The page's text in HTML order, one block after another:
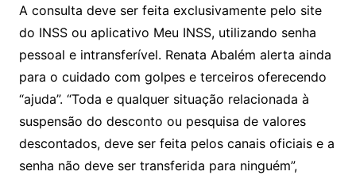
A consulta deve ser feita exclusivamente pelo site
do INSS ou aplicativo Meu INSS, utilizando senha
pessoal e intransferível. Renata Abalém alerta ainda
para o cuidado com golpes e terceiros oferecendo
“ajuda”. “Toda e qualquer situação relacionada à
suspensão do desconto ou pesquisa de valores
descontados, deve ser feita pelos canais oficiais e a
senha não deve ser transferida para ninguém”,